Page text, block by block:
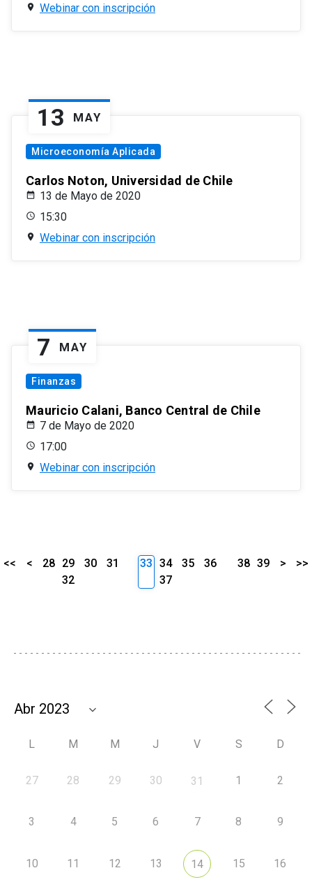
Webinar con inscripción
13 MAY
Microeconomía Aplicada
Carlos Noton, Universidad de Chile
13 de Mayo de 2020
15:30
Webinar con inscripción
7 MAY
Finanzas
Mauricio Calani, Banco Central de Chile
7 de Mayo de 2020
17:00
Webinar con inscripción
<< < 28 29 30
31
32
33 34 35
36
37
38 39 > >>
L M M J V S D
27 28 29 30 31 1 2
3 4 5 6 7 8 9
10 11 12 13 14 15 16